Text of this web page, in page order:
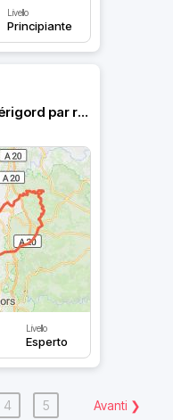
Livello
Principiante
Boucle dans le sud du Périgord par rocamadour 😎
Livello
Esperto
4 5 Avanti ❯